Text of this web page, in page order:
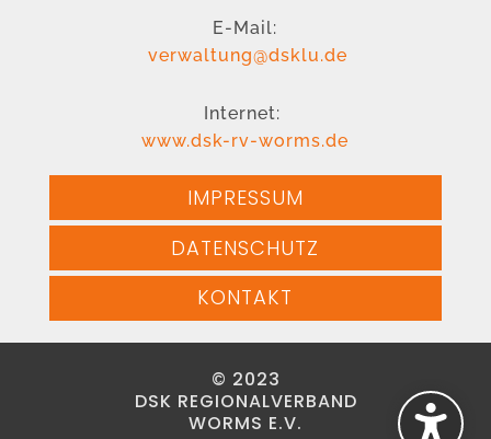
E-Mail:
verwaltung@dsklu.de
Internet:
www.dsk-rv-worms.de
IMPRESSUM
DATENSCHUTZ
KONTAKT
© 2023
DSK REGIONALVERBAND
WORMS E.V.